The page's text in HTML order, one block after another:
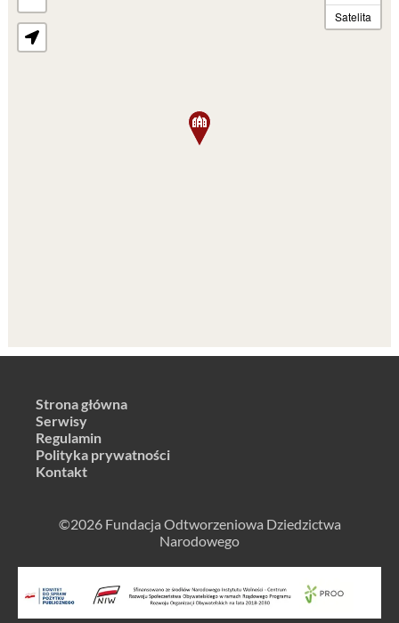
Satelita
Strona główna
Serwisy
Regulamin
Polityka prywatności
Kontakt
©2026 Fundacja Odtworzeniowa Dziedzictwa
Narodowego